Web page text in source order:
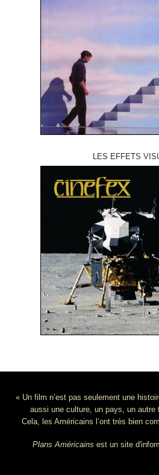
LES EFFETS
« Un film n’est pas seulement une
aussi une culture, un pays, un autre
Cela, les Américains l’ont très bien
Plans Américains est un site